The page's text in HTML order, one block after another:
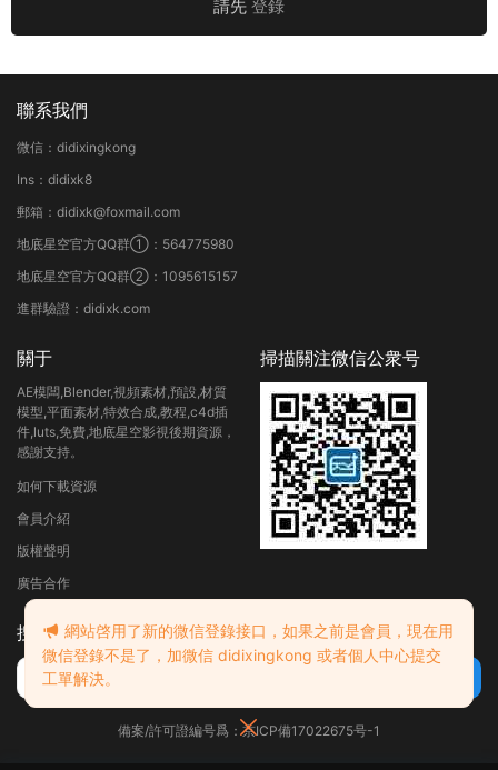
請先 登錄
聯系我們
微信：didixingkong
Ins：didixk8
郵箱：didixk@foxmail.com
地底星空官方QQ群①：564775980
地底星空官方QQ群②：1095615157
進群驗證：didixk.com
關于
AE模闆,Blender,視頻素材,預設,材質
模型,平面素材,特效合成,教程,c4d插
件,luts,免費,地底星空影視後期資源，
感謝支持。
如何下載資源
會員介紹
版權聲明
廣告合作
掃描關注微信公衆号
搜索
備案/許可證編号爲：京ICP備17022675号-1
網站啓用了新的微信登錄接口，如果之前是會員，現在用
微信登錄不是了，加微信 didixingkong 或者個人中心提交
工單解決。